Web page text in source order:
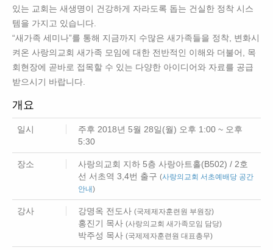
있는 교회는 새생명이 건강하게 자라도록 돕는 건실한 정착 시스
템을 가지고 있습니다.
“새가족 세미나”를 통해 지금까지 수많은 새가족들을 정착, 변화시
켜온 사랑의교회 새가족 모임에 대한 전반적인 이해와 더불어, 목
회현장에 곧바로 접목할 수 있는 다양한 아이디어와 자료를 공급
받으시기 바랍니다.
개요
일시
주후 2018년 5월 28일(월) 오후 1:00 ~ 오후
5:30
장소
사랑의교회 지하 5층 사랑아트홀(B502) / 2호
선 서초역 3,4번 출구 (사랑의교회 서초예배당 공간
안내)
강사 강명옥 전도사 (국제제자훈련원 부원장)
홍진기 목사 (사랑의교회 새가족모임 담당)
박주성 목사 (국제제자훈련원 대표총무)